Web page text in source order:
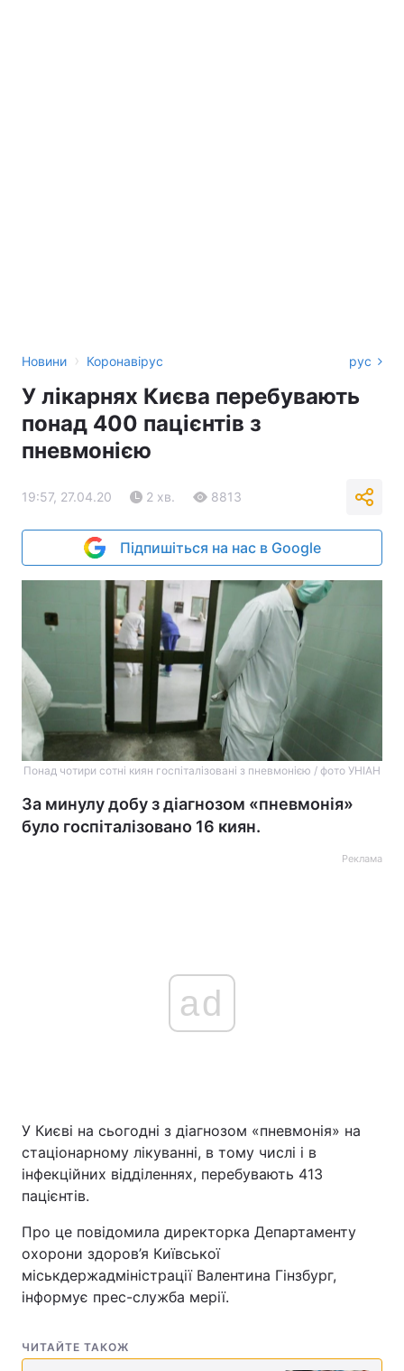
Новини › Коронавірус рус
У лікарнях Києва перебувають
понад 400 пацієнтів з
пневмонією
19:57, 27.04.20 2 хв. 8813
Підпишіться на нас в Google
Понад чотири сотні киян госпіталізовані з пневмонією / фото УНІАН
За минулу добу з діагнозом «пневмонія»
було госпіталізовано 16 киян.
Реклама
ad
У Києві на сьогодні з діагнозом «пневмонія» на
стаціонарному лікуванні, в тому числі і в
інфекційних відділеннях, перебувають 413
пацієнтів.
Про це повідомила директорка Департаменту
охорони здоров’я Київської
міськдержадміністрації Валентина Гінзбург,
інформує прес-служба мерії.
ЧИТАЙТЕ ТАКОЖ